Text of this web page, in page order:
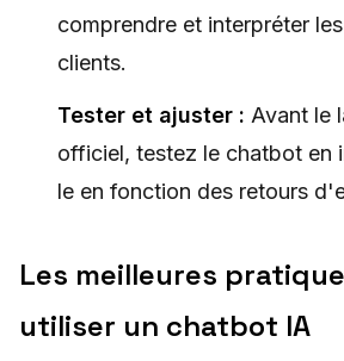
comprendre et interpréter
clients.
Tester et ajuster : Avant le
officiel, testez le chatbot en
le en fonction des retours
Les meilleures
utiliser un chatbot IA